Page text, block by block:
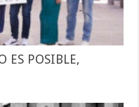
ES POSIBLE,